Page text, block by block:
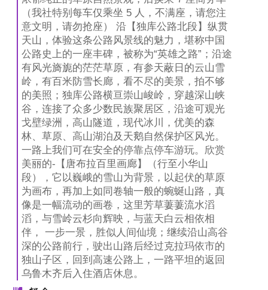
（我社特别每车仅乘坐 5 人，不满座，请您注
意文明，请勿抢座） 沿【独库公路北段】纵贯
天山，体验这条公路风景线的魅力，堪称中国
公路史上的一座丰碑，被称为“英雄之路”；沿途
有风光旖旎的茫茫草原，有参天蔽日的云山雪
岭，有百米防雪长廊，看不尽的美景，拍不够
的美照；独库公路横亘崇山峻岭，穿越深山峡
谷，连接了众多少数民族聚居区，沿途可观光
戈壁绿洲，高山隧道，现代冰川，优美的森
林、草原、高山湖泊及天鹅自然保护区风光。
一路上我们可在安全的停靠点停车游玩。欣赏
美丽的-【唐布拉百里画廊】（行至小华山
段），它以巍峨的雪山为背景，以起伏的草原
为画布，再加上如同卷轴一般的蜿蜒山路，真
像是一幅流动的画卷，这里芳草萋萋流水滔
滔，与雪岭云杉向辉映，与蓝天白云相依相
伴， 一步一景，胜似人间仙境；继续沿山高谷
深的公路前行，驶出山路后经过克拉玛依市的
独山子区，回到高速公路上，一路平坦的返回
乌鲁木齐后入住酒店休息。